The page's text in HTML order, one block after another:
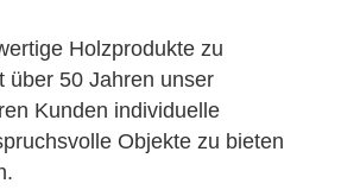
Holzprodukte zu
über 50 Jahren unser
Kunden individuelle
Objekte zu bieten